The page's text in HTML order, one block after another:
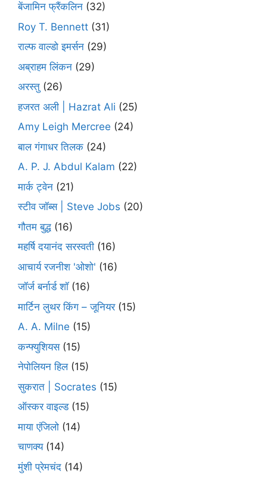
बेंजामिन फ्रैंकलिन (32)
Roy T. Bennett (31)
राल्फ वाल्डो इमर्सन (29)
अब्राहम लिंकन (29)
अरस्तु (26)
हजरत अली | Hazrat Ali (25)
Amy Leigh Mercree (24)
बाल गंगाधर तिलक (24)
A. P. J. Abdul Kalam (22)
मार्क ट्वेन (21)
स्टीव जॉब्स | Steve Jobs (20)
गौतम बुद्ध (16)
महर्षि दयानंद सरस्वती (16)
आचार्य रजनीश 'ओशो' (16)
जॉर्ज बर्नार्ड शॉ(16)
मार्टिन लुथर किंग – जूनियर(15)
A. A. Milne (15)
कन्फ्युशियस(15)
नेपोलियन हिल(15)
सुकरात | Socrates (15)
ऑस्कर वाइल्ड(15)
माया एंजिलो (14)
चाणक्य(14)
मुंशी प्रेमचंद (14)